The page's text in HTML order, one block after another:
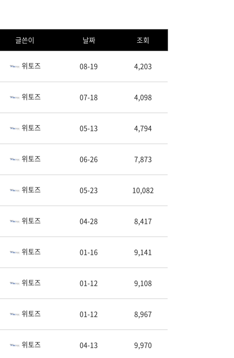
글쓴이 날짜 조회
위토즈 08-19 4,203
위토즈 07-18 4,098
위토즈 05-13 4,794
위토즈 06-26 7,873
위토즈 05-23 10,082
위토즈 04-28 8,417
위토즈 01-16 9,141
위토즈 01-12 9,108
위토즈 01-12 8,967
위토즈 04-13 9,970